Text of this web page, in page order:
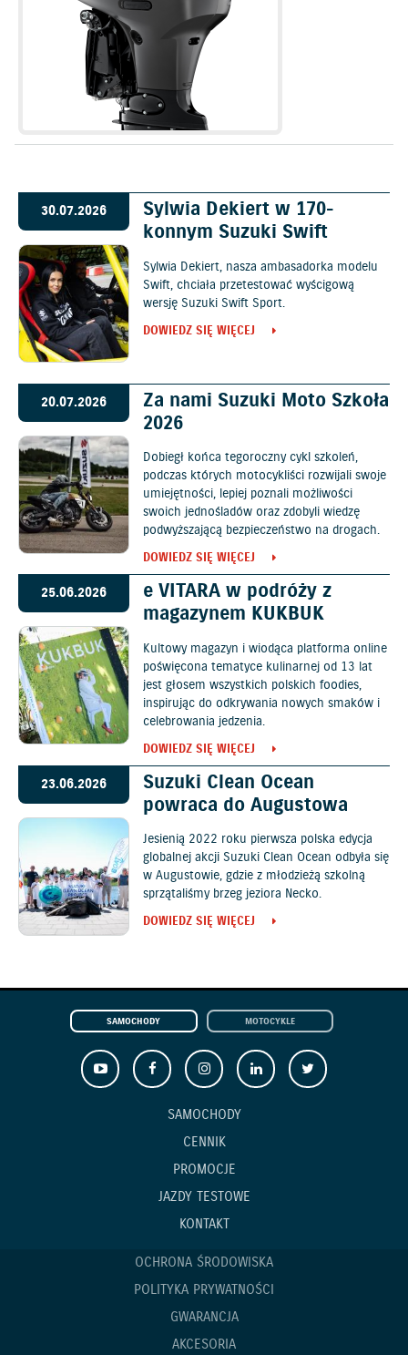
30.07.2026
Sylwia Dekiert w 170-
konnym Suzuki Swift
Sylwia Dekiert, nasza ambasadorka modelu
Swift, chciała przetestować wyścigową
wersję Suzuki Swift Sport.
DOWIEDZ SIĘ WIĘCEJ
20.07.2026
Za nami Suzuki Moto Szkoła
2026
Dobiegł końca tegoroczny cykl szkoleń,
podczas których motocykliści rozwijali swoje
umiejętności, lepiej poznali możliwości
swoich jednośladów oraz zdobyli wiedzę
podwyższającą bezpieczeństwo na drogach.
DOWIEDZ SIĘ WIĘCEJ
25.06.2026
e VITARA w podróży z
magazynem KUKBUK
Kultowy magazyn i wiodąca platforma online
poświęcona tematyce kulinarnej od 13 lat
jest głosem wszystkich polskich foodies,
inspirując do odkrywania nowych smaków i
celebrowania jedzenia.
DOWIEDZ SIĘ WIĘCEJ
23.06.2026
Suzuki Clean Ocean
powraca do Augustowa
Jesienią 2022 roku pierwsza polska edycja
globalnej akcji Suzuki Clean Ocean odbyła się
w Augustowie, gdzie z młodzieżą szkolną
sprzątaliśmy brzeg jeziora Necko.
DOWIEDZ SIĘ WIĘCEJ
SAMOCHODY MOTOCYKLE
SAMOCHODY
CENNIK
PROMOCJE
JAZDY TESTOWE
KONTAKT
OCHRONA ŚRODOWISKA
POLITYKA PRYWATNOŚCI
GWARANCJA
AKCESORIA